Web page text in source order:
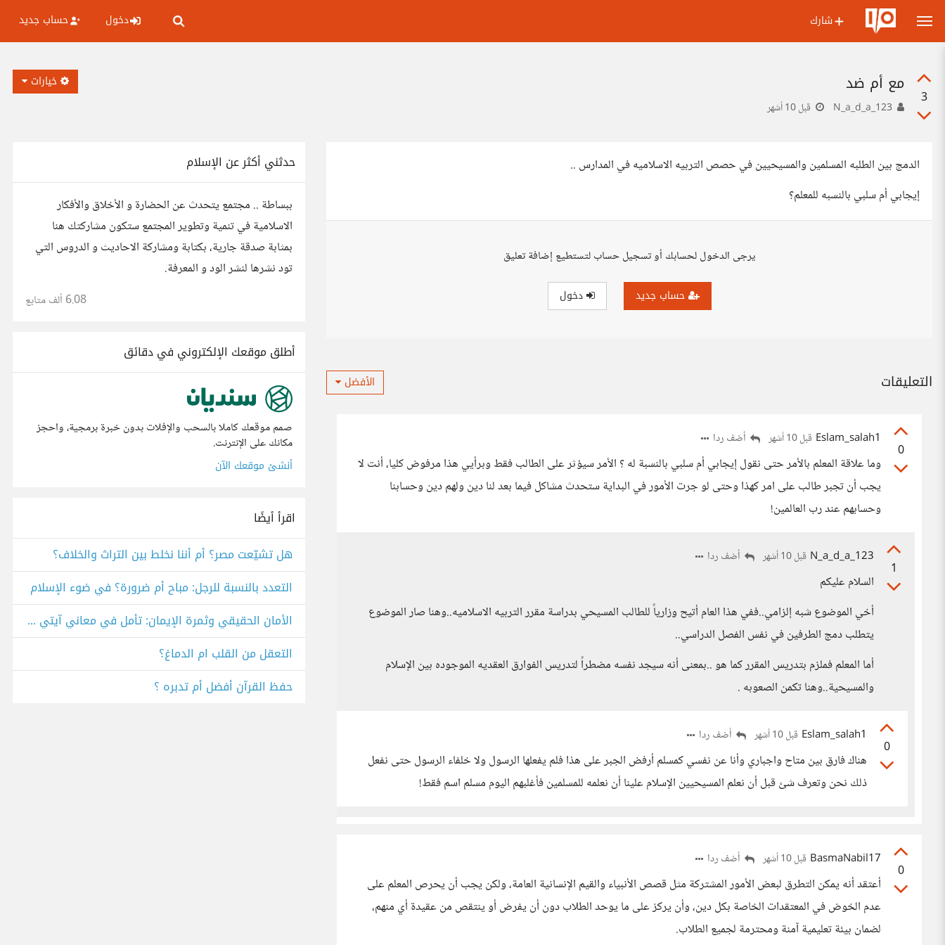
شارك دخول حساب جديد
3
مع أم ضد
قبل 10 أشهر
خيارات
الدمج بين الطلبه المسلمين والمسيحيين في حصص التربيه الاسلاميه في المدارس ..
إيجابي أم سلبي بالنسبه للمعلم؟
يرجى الدخول لحسابك أو تسجيل حساب لتستطيع إضافة تعليق
حساب جديد دخول
التعليقات الأفضل
0
Eslam_salah1 قبل 10 أشهر أضف ردا
وما علاقة المعلم بالأمر حتى نقول إيجابي أم سلبي بالنسبة له ؟ الأمر سيؤثر على الطالب فقط وبرأيي هذا مرفوض كليا، أنت لا
يجب أن تجبر طالب على امر كهذا وحتى لو جرت الأمور في البداية ستحدث مشاكل فيما بعد لنا دين ولهم دين وحسابنا
وحسابهم عند رب العالمين!
1
N_a_d_a_123 قبل 10 أشهر أضف ردا
السلام عليكم
أخي الموضوع شبه إلزامي..ففي هذا العام أتيح وزارياً للطالب المسيحي بدراسة مقرر التربيه الاسلاميه..وهنا صار الموضوع
يتطلب دمج الطرفين في نفس الفصل الدراسي..
أما المعلم فملزم بتدريس المقرر كما هو ..بمعنى أنه سيجد نفسه مضطراً لتدريس الفوارق العقديه الموجوده بين الإسلام
والمسيحية..وهنا تكمن الصعوبه .
0
Eslam_salah1 قبل 10 أشهر أضف ردا
هناك فارق بين متاح واجباري وأنا عن نفسي كمسلم أرفض الجبر على هذا فلم يفعلها الرسول ولا خلفاء الرسول حتى نفعل
ذلك نحن وتعرف شئ قبل أن نعلم المسيحيين الإسلام علينا أن نعلمه للمسلمين فأغلبهم اليوم مسلم اسم فقط!
0
BasmaNabil17 قبل 10 أشهر أضف ردا
أعتقد أنه يمكن التطرق لبعض الأمور المشتركة مثل قصص الأنبياء والقيم الإنسانية العامة، ولكن يجب أن يحرص المعلم على
عدم الخوض في المعتقدات الخاصة بكل دين، وأن يركز على ما يوحد الطلاب دون أن يفرض أو ينتقص من عقيدة أي منهم،
لضمان بيئة تعليمية آمنة ومحترمة لجميع الطلاب.
حدثني أكثر عن الإسلام
ببساطة .. مجتمع يتحدث عن الحضارة و الأخلاق والأفكار
الاسلامية في تنمية وتطوير المجتمع ستكون مشاركتك هنا
بمثابة صدقة جارية، بكتابة ومشاركة الاحاديث و الدروس التي
تود نشرها لنشر الود و المعرفة.
6.08 ألف متابع
أطلق موقعك الإلكتروني في دقائق
صمم موقعك كاملا بالسحب والإفلات بدون خبرة برمجية، واحجز
مكانك على الإنترنت.
أنشئ موقعك الآن
اقرأ أيضًا
هل تشيّعت مصر؟ أم أننا نخلط بين التراث والخلاف؟
التعدد بالنسبة للرجل: مباح أم ضرورة؟ في ضوء الإسلام
الأمان الحقيقي وثمرة الإيمان: تأمل في معاني آيتي النمل والأنعام
التعقل من القلب ام الدماغ؟
حفظ القرآن أفضل أم تدبره ؟